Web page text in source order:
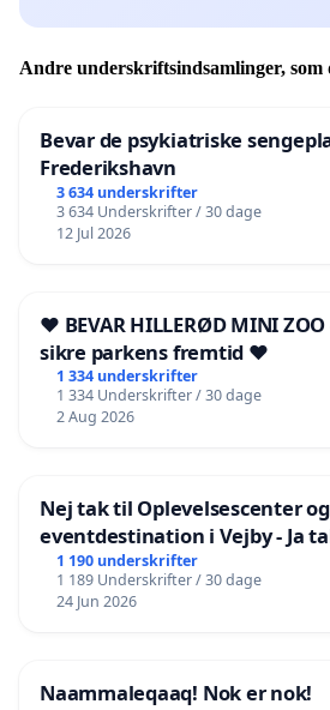
Andre underskriftsindsamlinger,
Bevar de psykiatriske
Frederikshavn
3 634 underskrifter
3 634 Underskrifter / 30 dage
12 Jul 2026
❤️ BEVAR HILLERØD MINI
sikre parkens fremtid ❤️
1 334 underskrifter
1 334 Underskrifter / 30 dage
2 Aug 2026
Nej tak til Oplevelsescenter
eventdestination i Vejby - Ja
lokalområde i balance
1 190 underskrifter
1 189 Underskrifter / 30 dage
24 Jun 2026
Naammaleqaaq! Nok er nok!